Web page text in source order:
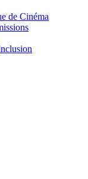
de Cinéma